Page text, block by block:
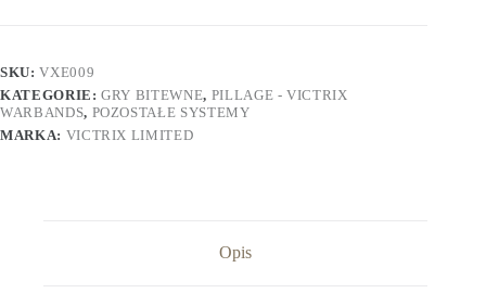
SKU:VXE009
KATEGORIE:GRY BITEWNE, PILLAGE - VICTRIX
WARBANDS, POZOSTAŁE SYSTEMY
MARKA: VICTRIX LIMITED
Opis